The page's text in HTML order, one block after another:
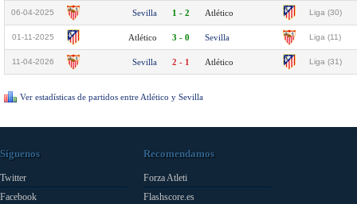
06-04-2025 Sevilla 1 - 2 Atlético Liga (30)
01-11-2025 Atlético 3 - 0 Sevilla Liga (11)
11-04-2026 Sevilla 2 - 1 Atlético Liga (31)
Ver estadísticas de partidos entre Atlético y Sevilla
Síguenos
Twitter
Facebook
Recomendamos
Forza Atleti
Flashscore.es